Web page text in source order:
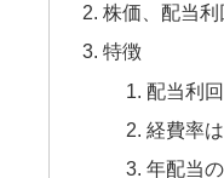
株価、配当利
特徴
配当利
経費率
年配当